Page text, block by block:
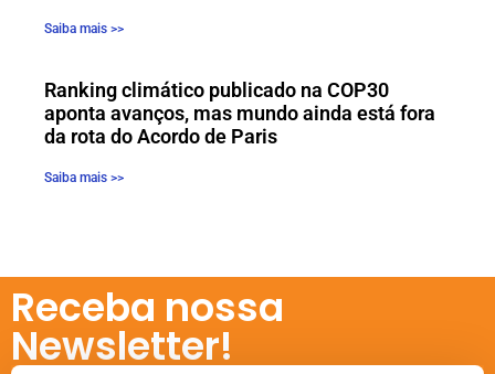
Saiba mais >>
Ranking climático publicado na COP30
aponta avanços, mas mundo ainda está fora
da rota do Acordo de Paris
Saiba mais >>
Receba nossa
Newsletter!